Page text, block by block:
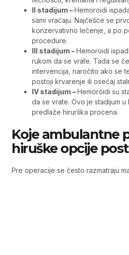
II stadijum –Hemoroidi
sami vraćaju. Najčešće se
konzervativno lečenje, a po
procedure.
III stadijum –Hemoroidi
rukom da se vrate. Tada se
intervencija, naročito ako se
postoji krvarenje ili osećaj
IV stadijum –Hemoroidi su
da se vrate. Ovo je stadijum
predlaže hirurška procena.
Koje ambulantne
hiruške opcije
Pre operacije se često razmatraju